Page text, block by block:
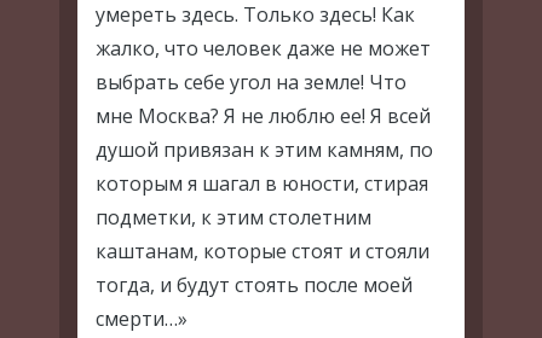
умереть здесь. Только здесь! Как
жалко, что человек даже не может
выбрать себе угол на земле! Что
мне Москва? Я не люблю ее! Я всей
душой привязан к этим камням, по
которым я шагал в юности, стирая
подметки, к этим столетним
каштанам, которые стоят и стояли
тогда, и будут стоять после моей
смерти…»